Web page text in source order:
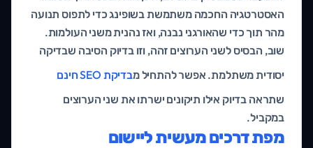
האסטרטגיה החכמה משתמשת בשופינג כדי לתפוס תנועה
מהר תוך כדי שהאורגני נבנה, ואז נהנית משני העולמות.
שוב, הבסיס לשני הערוצים זהה, וזו בדיוק הסיבה שבדיקה
יסודית משתלמת. אפשר להתחיל מבדיקת SEO חינם
שתראה בדיוק אילו תיקונים ישרתו את שני הערוצים
במקביל.
מפת דרכים מעשית ליישום